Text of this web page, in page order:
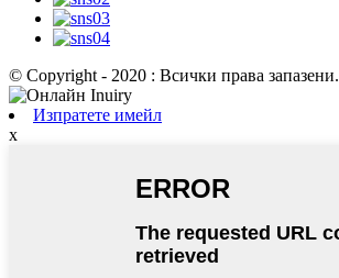
© Copyright - 2020 : Всички права запазени.
Изпратете имейл
x